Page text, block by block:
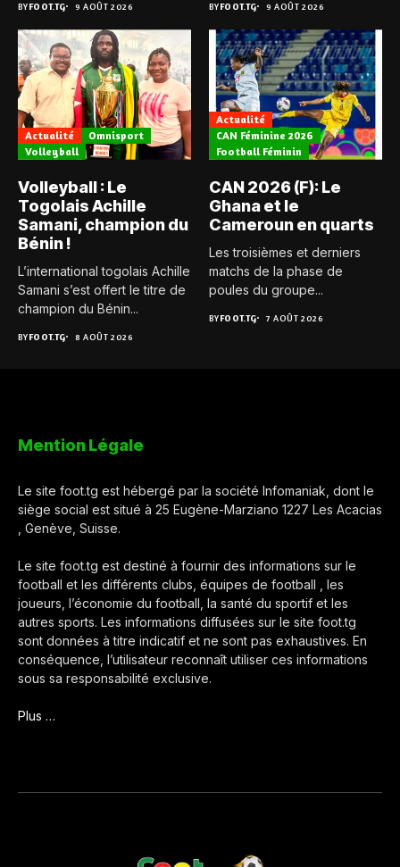
BYFOOT.TG 9 AOÛT 2026 BYFOOT.TG 9 AOÛT 2026
Actualité
Omnisport
Volleyball
Volleyball : Le
Togolais Achille
Samani, champion du
Bénin !
L’international togolais Achille
Samani s’est offert le titre de
champion du Bénin...
BYFOOT.TG 8 AOÛT 2026
Actualité
CAN Féminine 2026
Football Féminin
CAN 2026 (F): Le
Ghana et le
Cameroun en quarts
Les troisièmes et derniers
matchs de la phase de
poules du groupe...
BYFOOT.TG 7 AOÛT 2026
Mention Légale
Le site foot.tg est hébergé par la société Infomaniak, dont le
siège social est situé à 25 Eugène-Marziano 1227 Les Acacias
, Genève, Suisse.
Le site foot.tg est destiné à fournir des informations sur le
football et les différents clubs, équipes de football , les
joueurs, l’économie du football, la santé du sportif et les
autres sports. Les informations diffusées sur le site foot.tg
sont données à titre indicatif et ne sont pas exhaustives. En
conséquence, l’utilisateur reconnaît utiliser ces informations
sous sa responsabilité exclusive.
Plus …